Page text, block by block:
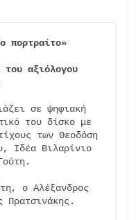
Μιχάλης Γούτης | «Το πορτραίτο»
αξιόλογου
σε ψηφιακή
του δίσκο με
των Θεοδόση
Ιδέα Βιλαρίνιο
ο Αλέξανδρος
Πρατσινάκης.